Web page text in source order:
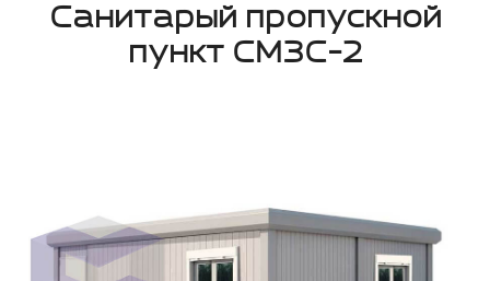
Санитарый пропускной
пункт СМЗС-2